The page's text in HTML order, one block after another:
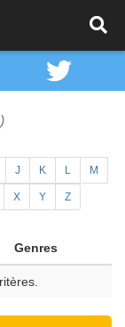
J K L M
X Y Z
Genres